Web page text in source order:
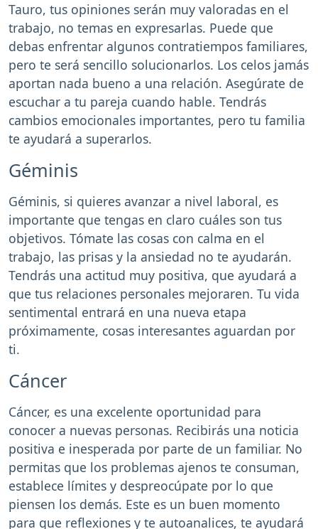
Tauro, tus opiniones serán muy valoradas en el
trabajo, no temas en expresarlas. Puede que
debas enfrentar algunos contratiempos familiares,
pero te será sencillo solucionarlos. Los celos jamás
aportan nada bueno a una relación. Asegúrate de
escuchar a tu pareja cuando hable. Tendrás
cambios emocionales importantes, pero tu familia
te ayudará a superarlos.
Géminis
Géminis, si quieres avanzar a nivel laboral, es
importante que tengas en claro cuáles son tus
objetivos. Tómate las cosas con calma en el
trabajo, las prisas y la ansiedad no te ayudarán.
Tendrás una actitud muy positiva, que ayudará a
que tus relaciones personales mejoraren. Tu vida
sentimental entrará en una nueva etapa
próximamente, cosas interesantes aguardan por
ti.
Cáncer
Cáncer, es una excelente oportunidad para
conocer a nuevas personas. Recibirás una noticia
positiva e inesperada por parte de un familiar. No
permitas que los problemas ajenos te consuman,
establece límites y despreocúpate por lo que
piensen los demás. Este es un buen momento
para que reflexiones y te autoanalices, te ayudará